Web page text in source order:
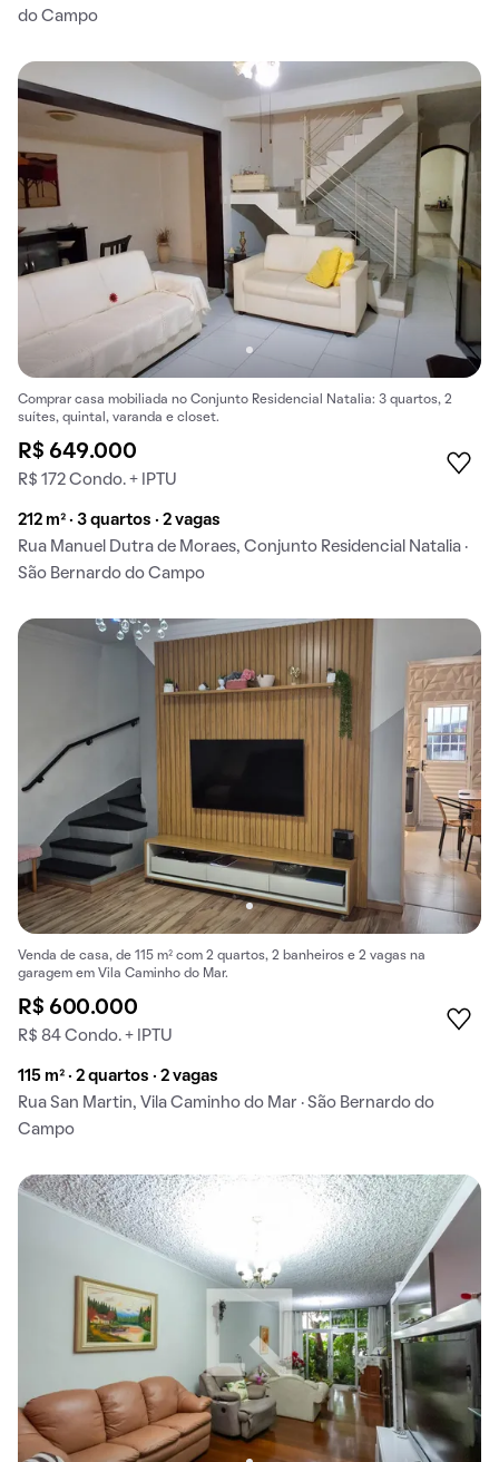
do Campo
Comprar casa mobiliada no Conjunto Residencial Natalia: 3 quartos, 2
suítes, quintal, varanda e closet.
R$ 649.000
R$ 172 Condo. + IPTU
212 m² · 3 quartos · 2 vagas
Rua Manuel Dutra de Moraes, Conjunto Residencial Natalia ·
São Bernardo do Campo
Venda de casa, de 115 m² com 2 quartos, 2 banheiros e 2 vagas na
garagem em Vila Caminho do Mar.
R$ 600.000
R$ 84 Condo. + IPTU
115 m² · 2 quartos · 2 vagas
Rua San Martin, Vila Caminho do Mar · São Bernardo do
Campo